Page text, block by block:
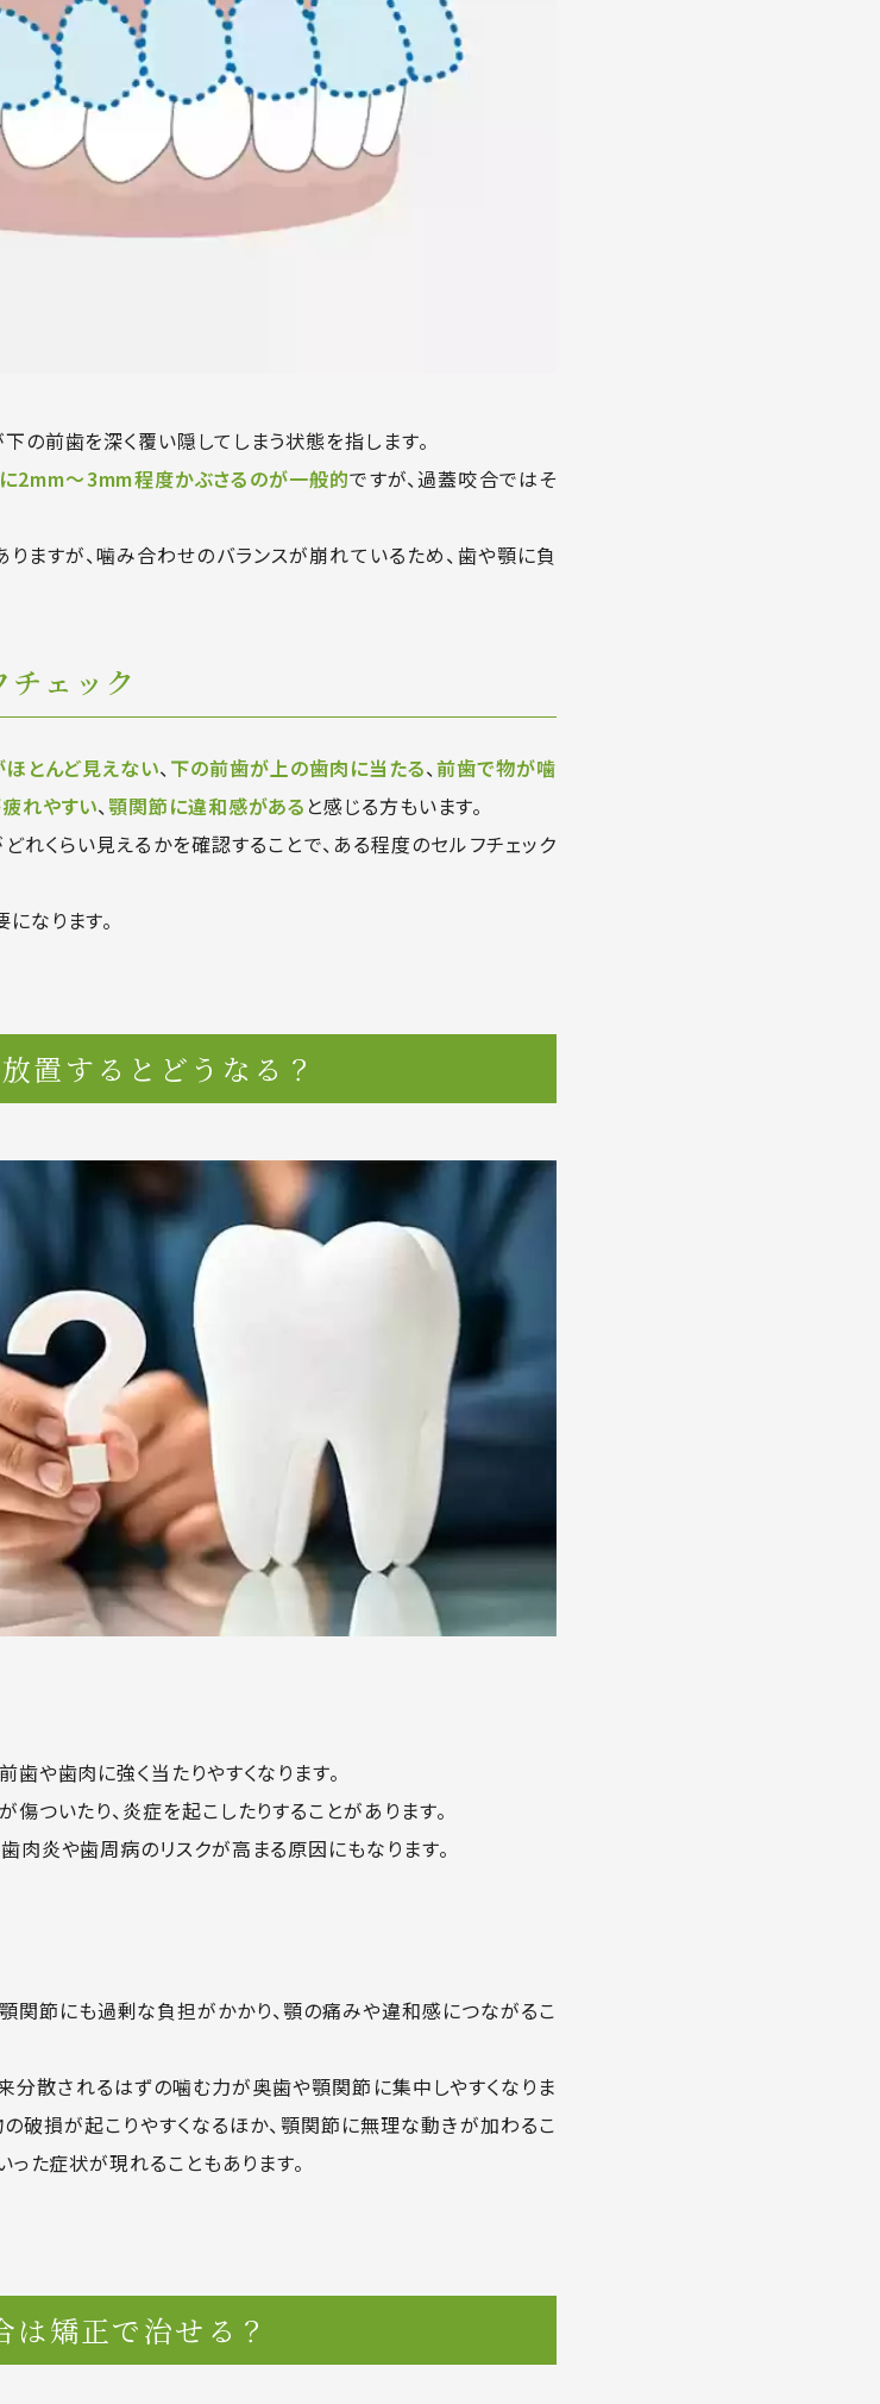
の前歯を深く覆い隠してしまう状態を指します。
2mm〜3mm程度かぶさるのが一般的ですが、過蓋咬合ではそ
ますが、噛み合わせのバランスが崩れているため、歯や顎に負
チェック
とんど見えない、下の前歯が上の歯肉に当たる、前歯で物が噛
れやすい、顎関節に違和感がある と感じる方もいます。
れくらい見えるかを確認することで、ある程度のセルフチェック
なります。
置すると どうなる？
や歯肉に強く当たりやすくなります。
ついたり、炎症を起こしたりすることがあります。
肉炎や歯周病のリスクが高まる原因にもなります。
関節にも過剰な負担がかかり、顎の痛みや違和感につながるこ
散されるはずの噛む力が奥歯や顎関節に集中しやすくなりま
破損が起こりやすくなるほか、顎関節に無理な動きが加わるこ
った症状が現れることもあります。
は矯正で治せる？